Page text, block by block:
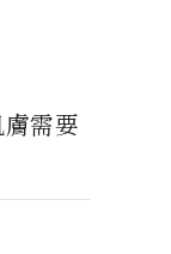
需要